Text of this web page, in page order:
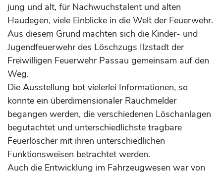
jung und alt, für Nachwuchstalent und alten
Haudegen, viele Einblicke in die Welt der Feuerwehr.
Aus diesem Grund machten sich die Kinder- und
Jugendfeuerwehr des Löschzugs Ilzstadt der
Freiwilligen Feuerwehr Passau gemeinsam auf den
Weg.
Die Ausstellung bot vielerlei Informationen, so
konnte ein überdimensionaler Rauchmelder
begangen werden, die verschiedenen Löschanlagen
begutachtet und unterschiedlichste tragbare
Feuerlöscher mit ihren unterschiedlichen
Funktionsweisen betrachtet werden.
Auch die Entwicklung im Fahrzeugwesen war von